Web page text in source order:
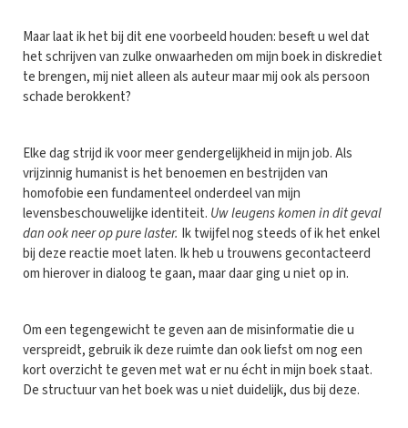
Maar laat ik het bij dit ene voorbeeld houden: beseft u wel dat
het schrijven van zulke onwaarheden om mijn boek in diskrediet
te brengen, mij niet alleen als auteur maar mij ook als persoon
schade berokkent?
Elke dag strijd ik voor meer gendergelijkheid in mijn job. Als
vrijzinnig humanist is het benoemen en bestrijden van
homofobie een fundamenteel onderdeel van mijn
levensbeschouwelijke identiteit. Uw leugens komen in dit geval
dan ook neer op pure laster. Ik twijfel nog steeds of ik het enkel
bij deze reactie moet laten. Ik heb u trouwens gecontacteerd
om hierover in dialoog te gaan, maar daar ging u niet op in.
Om een tegengewicht te geven aan de misinformatie die u
verspreidt, gebruik ik deze ruimte dan ook liefst om nog een
kort overzicht te geven met wat er nu écht in mijn boek staat.
De structuur van het boek was u niet duidelijk, dus bij deze.